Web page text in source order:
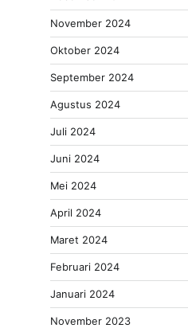
November 2024
Oktober 2024
September 2024
Agustus 2024
Juli 2024
Juni 2024
Mei 2024
April 2024
Maret 2024
Februari 2024
Januari 2024
November 2023